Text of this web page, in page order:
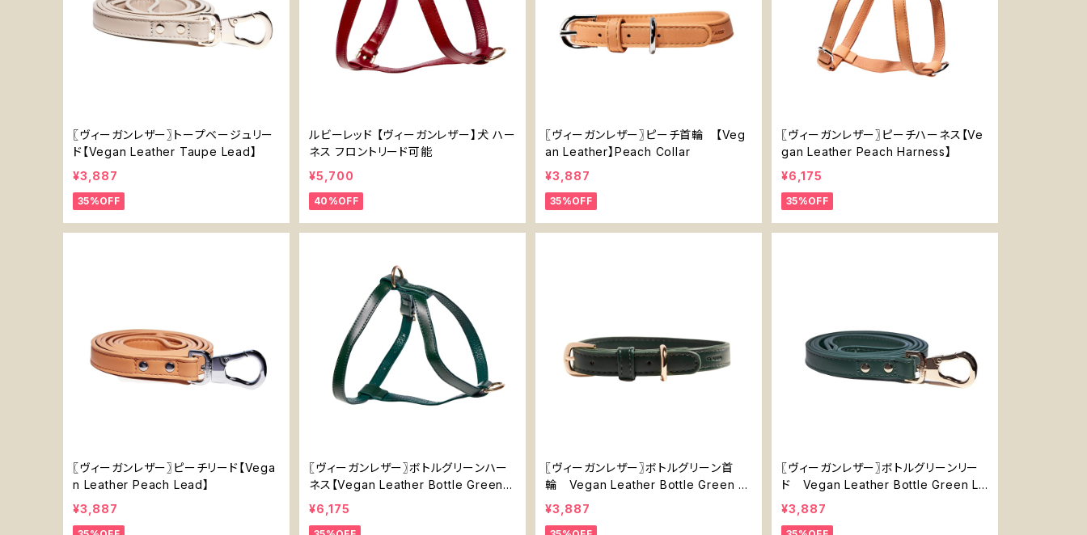
〖ヴィーガンレザー〗トープベージュリー
ド【Vegan Leather Taupe Lead】
¥3,887
35%OFF
ルビーレッド 【ヴィーガンレザー】犬 ハー
ネス フロントリード可能
¥5,700
40%OFF
〖ヴィーガンレザー〗ピーチ首輪 【Veg
an Leather】Peach Collar
¥3,887
35%OFF
〖ヴィーガンレザー〗ピーチハーネス【Ve
gan Leather Peach Harness】
¥6,175
35%OFF
〖ヴィーガンレザー〗ピーチリード【Vega
n Leather Peach Lead】
¥3,887
〖ヴィーガンレザー〗ボトルグリーンハー
ネス【Vegan Leather Bottle Green H
arness】
¥6,175
〖ヴィーガンレザー〗ボトルグリーン首
輪 Vegan Leather Bottle Green C
ollar
¥3,887
〖ヴィーガンレザー〗ボトルグリーンリー
ド Vegan Leather Bottle Green Le
ad
¥3,887